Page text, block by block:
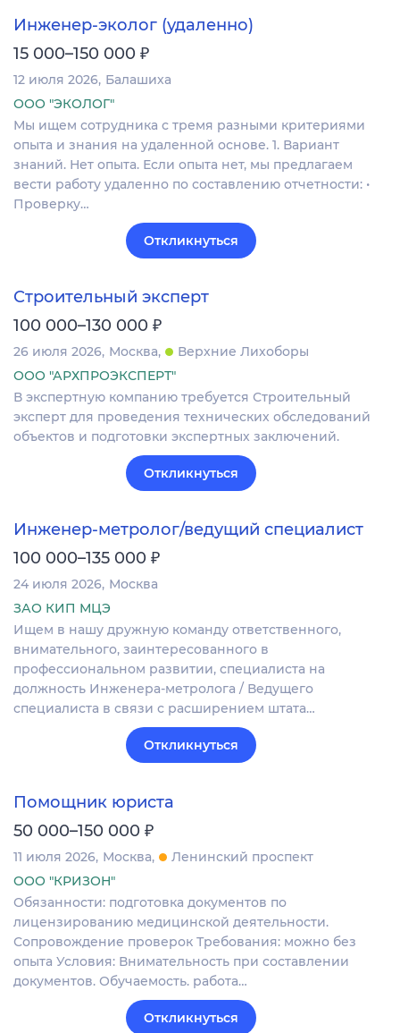
Инженер-эколог (удаленно)
15 000–150 000 ₽
12 июля 2026 Балашиха
ООО "ЭКОЛОГ"
Мы ищем сотрудника с тремя разными критериями
опыта и знания на удаленной основе. 1. Вариант
знаний. Нет опыта. Если опыта нет, мы предлагаем
вести работу удаленно по составлению отчетности: •
Проверку…
Откликнуться
Строительный эксперт
100 000–130 000 ₽
26 июля 2026 Москва
Верхние Лихоборы
ООО "АРХПРОЭКСПЕРТ"
В экспертную компанию требуется Строительный
эксперт для проведения технических обследований
объектов и подготовки экспертных заключений.
Откликнуться
Инженер-метролог/ведущий специалист
100 000–135 000 ₽
24 июля 2026 Москва
ЗАО КИП МЦЭ
Ищем в нашу дружную команду ответственного,
внимательного, заинтересованного в
профессиональном развитии, специалиста на
должность Инженера-метролога / Ведущего
специалиста в связи с расширением штата…
Откликнуться
Помощник юриста
50 000–150 000 ₽
11 июля 2026 Москва
Ленинский проспект
ООО "КРИЗОН"
Обязанности: подготовка документов по
лицензированию медицинской деятельности.
Сопровождение проверок Требования: можно без
опыта Условия: Внимательность при составлении
документов. Обучаемость. работа…
Откликнуться